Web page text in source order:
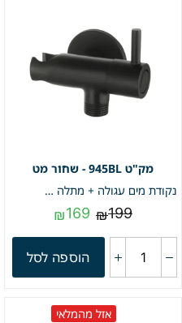
945BL - שחור מט
נקודת מים עגולה + מתלה + ברז | שחור מט | מק"ט 945BL
₪199
₪169
הוספה לסל
אזל מהמלאי